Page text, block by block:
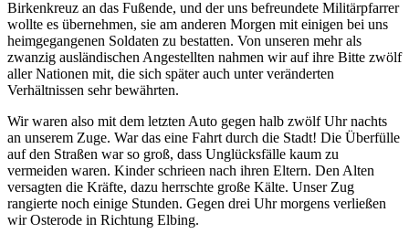
Birkenkreuz an das Fußende, und der uns befreundete Militärpfarrer
wollte es übernehmen, sie am anderen Morgen mit einigen bei uns
heimgegangenen Soldaten zu bestatten. Von unseren mehr als
zwanzig ausländischen Angestellten nahmen wir auf ihre Bitte zwölf
aller Nationen mit, die sich später auch unter veränderten
Verhältnissen sehr bewährten.
Wir waren also mit dem letzten Auto gegen halb zwölf Uhr nachts
an unserem Zuge. War das eine Fahrt durch die Stadt! Die Überfülle
auf den Straßen war so groß, dass Unglücksfälle kaum zu
vermeiden waren. Kinder schrieen nach ihren Eltern. Den Alten
versagten die Kräfte, dazu herrschte große Kälte. Unser Zug
rangierte noch einige Stunden. Gegen drei Uhr morgens verließen
wir Osterode in Richtung Elbing.